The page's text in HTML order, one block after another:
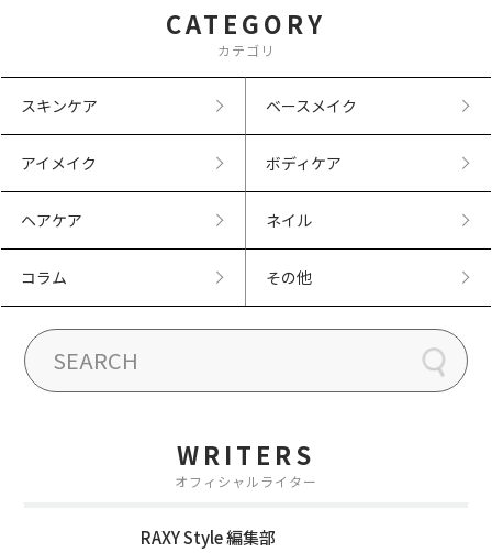
CATEGORY
カテゴリ
スキンケア ベースメイク
アイメイク ボディケア
ヘアケア ネイル
コラム その他
WRITERS
オフィシャルライター
RAXY Style 編集部